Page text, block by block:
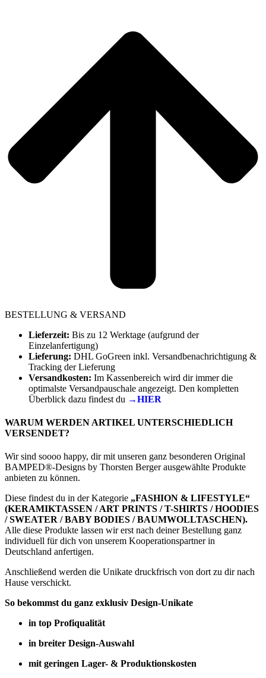
BESTELLUNG & VERSAND
Lieferzeit: Bis zu 12 Werktage (aufgrund der
Einzelanfertigung)
Lieferung: DHL GoGreen inkl. Versandbenachrichtigung &
Tracking der Lieferung
Versandkosten: Im Kassenbereich wird dir immer die
optimalste Versandpauschale angezeigt. Den kompletten
Überblick dazu findest du →HIER
WARUM WERDEN ARTIKEL UNTERSCHIEDLICH
VERSENDET?
Wir sind soooo happy, dir mit unseren ganz besonderen Original
BAMPED®-Designs by Thorsten Berger ausgewählte Produkte
anbieten zu können.
Diese findest du in der Kategorie „FASHION & LIFESTYLE“
(KERAMIKTASSEN / ART PRINTS / T-SHIRTS / HOODIES
/ SWEATER / BABY BODIES / BAUMWOLLTASCHEN).
Alle diese Produkte lassen wir erst nach deiner Bestellung ganz
individuell für dich von unserem Kooperationspartner in
Deutschland anfertigen.
Anschließend werden die Unikate druckfrisch von dort zu dir nach
Hause verschickt.
So bekommst du ganz exklusiv Design-Unikate
in top Profiqualität
in breiter Design-Auswahl
mit geringen Lager- & Produktionskosten